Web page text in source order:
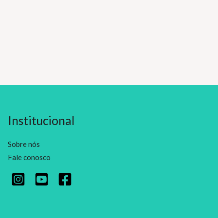
Institucional
Sobre nós
Fale conosco